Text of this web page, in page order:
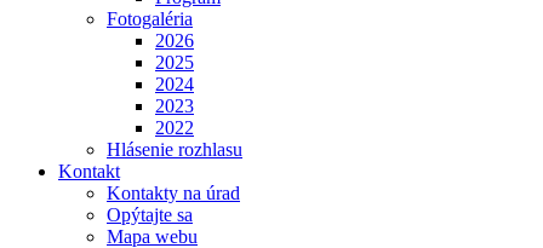
Fotogaléria
2026
2025
2024
2023
2022
Hlásenie rozhlasu
Kontakt
Kontakty na úrad
Opýtajte sa
Mapa webu